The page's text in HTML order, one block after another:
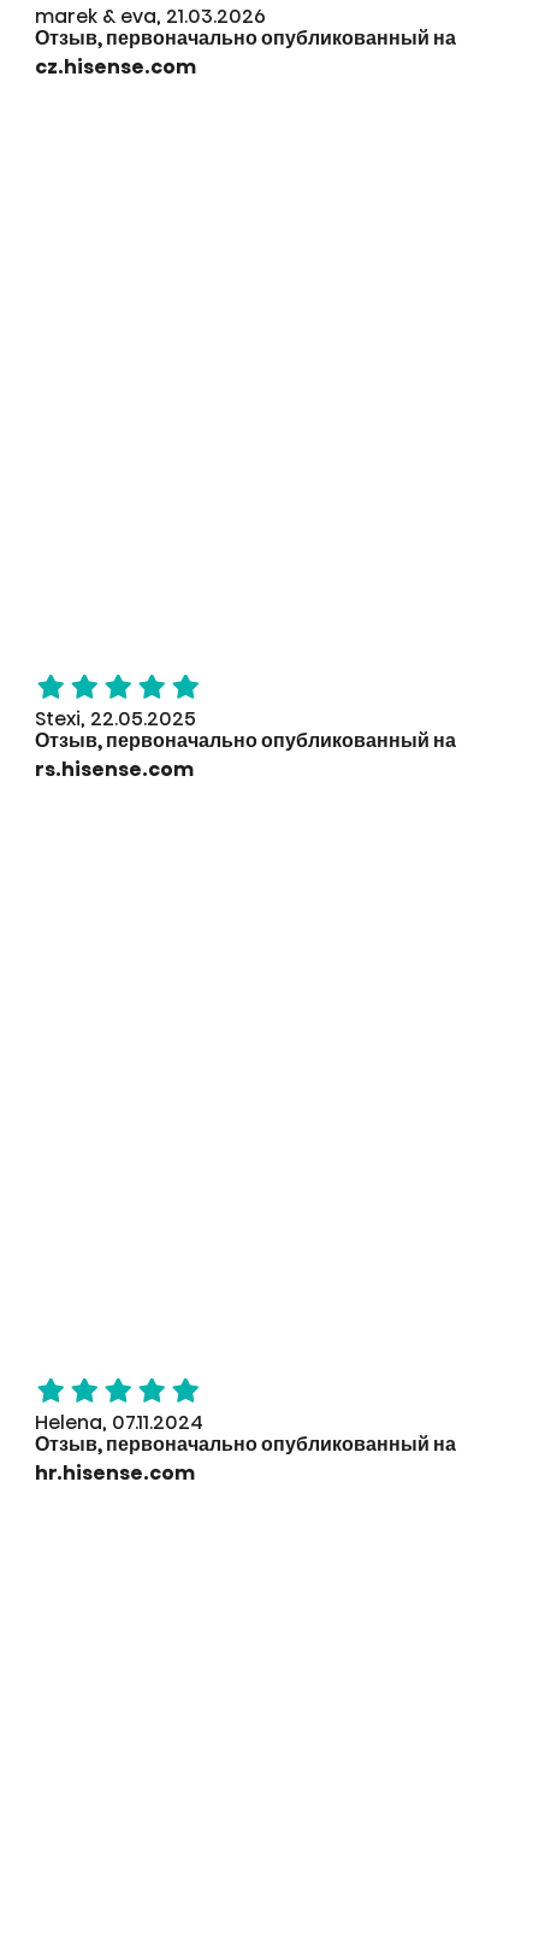
marek & eva, 21.03.2026
Отзыв, первоначально опубликованный на
cz.hisense.com
Stexi, 22.05.2025
Отзыв, первоначально опубликованный на
rs.hisense.com
Helena, 07.11.2024
Отзыв, первоначально опубликованный на
hr.hisense.com